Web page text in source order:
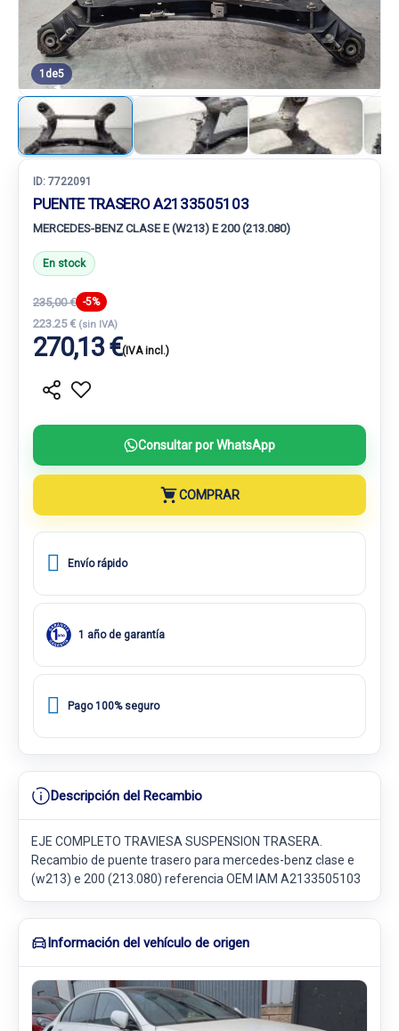
1 de5
ID: 7722091
PUENTE TRASERO A2133505103
MERCEDES-BENZ CLASE E (W213) E 200 (213.080)
En stock
235,00 € -5%
223.25 € (sin IVA)
270,13 €(IVA incl.)
Consultar por WhatsApp
COMPRAR
Envío rápido
1 año de garantía
Pago 100% seguro
Descripción del Recambio
EJE COMPLETO TRAVIESA SUSPENSION TRASERA.
Recambio de puente trasero para mercedes-benz clase e
(w213) e 200 (213.080) referencia OEM IAM A2133505103
Información del vehículo de origen